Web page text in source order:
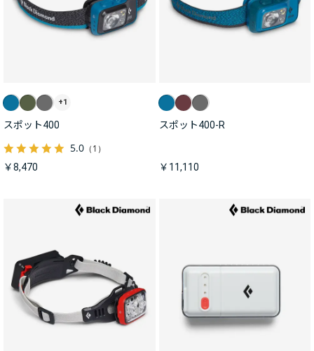
+1
スポット400
5.0 （1）
￥8,470
スポット400-R
￥11,110